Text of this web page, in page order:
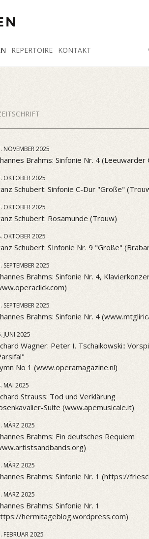
REPERTOIRE KONTAKT
NOVEMBER 2025
Brahms: Sinfonie Nr. 4 (Leeuwarder
OKTOBER 2025
Schubert: Sinfonie C-Dur "Große"
OKTOBER 2025
Schubert: Rosamunde (Trouw)
OKTOBER 2025
Schubert: SInfonie Nr. 9 "Große"
SEPTEMBER 2025
Brahms: Sinfonie Nr. 4,
SEPTEMBER 2025
Brahms: Sinfonie Nr. 4
JUNI 2025
Wagner: Peter I. Tschaikowski::
No 1 (www.operamagazine.nl)
MAI 2025
Strauss: Tod und Verklärung
Suite (www.apemusicale.it)
MÄRZ 2025
Brahms: Ein deutsches Requiem
MÄRZ 2025
Brahms: Sinfonie Nr. 1 (https://
MÄRZ 2025
Brahms: Sinfonie Nr. 1
hermitageblog.wordpress.com)
FEBRUAR 2025